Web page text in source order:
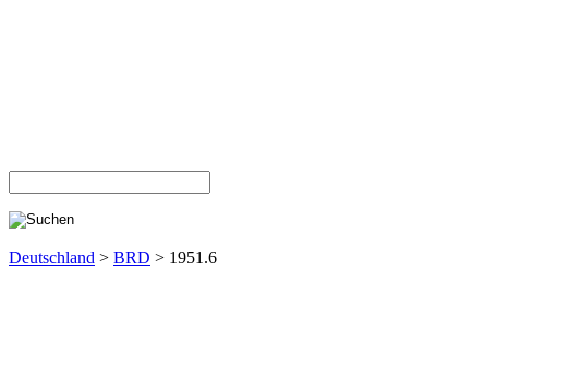
Deutschland > BRD > 1951.6